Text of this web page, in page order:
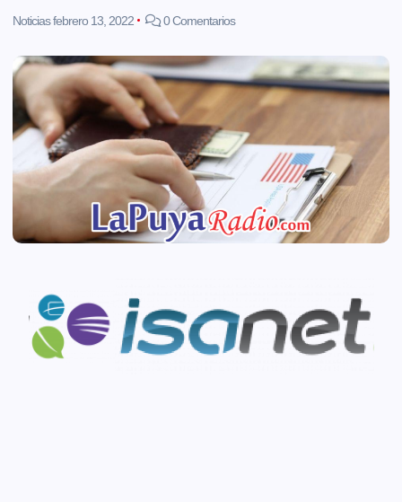
Noticiasfebrero 13, 2022 0 Comentarios